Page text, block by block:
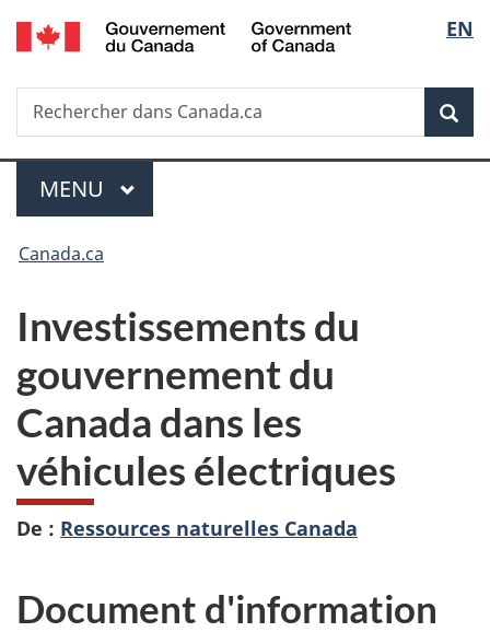
Passer
au
principal
Passer
à
Au
du
Passer
à
version
simplifiée
de
la
EN
Recherche
Rechercher
dans
Menu
MENU PRINCIPAL
Vous
ici :
Canada.ca
Investissements du
gouvernement du
Canada dans les
véhicules électriques
De : Ressources naturelles Canada
Document d'information